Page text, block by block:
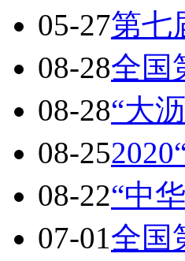
05-27第七
08-28全国
08-28“大
08-25
08-22“中
07-01全国